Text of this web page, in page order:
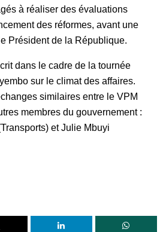
à réaliser des évaluations
des réformes, avant une
Président de la République.
dans le cadre de la tournée
sur le climat des affaires.
similaires entre le VPM
membres du gouvernement :
et Julie Mbuyi